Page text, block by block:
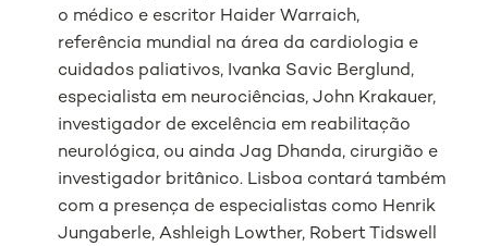
o médico e escritor Haider Warraich,
referência mundial na área da cardiologia e
cuidados paliativos, Ivanka Savic Berglund,
especialista em neurociências, John Krakauer,
investigador de excelência em reabilitação
neurológica, ou ainda Jag Dhanda, cirurgião e
investigador britânico. Lisboa contará também
com a presença de especialistas como Henrik
Jungaberle, Ashleigh Lowther, Robert Tidswell